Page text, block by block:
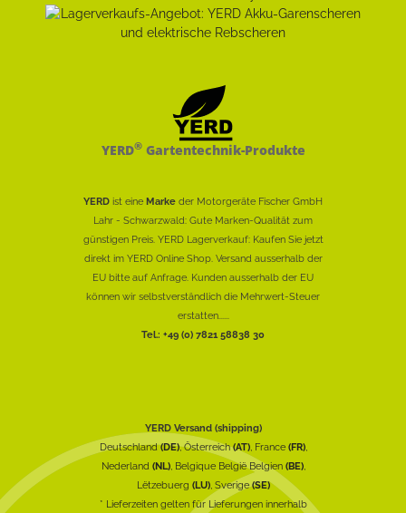
YERD®Gartentechnik-Produkte
YERD ist eine Marke der Motorgeräte Fischer GmbH
Lahr - Schwarzwald: Gute Marken-Qualität zum
günstigen Preis. YERD Lagerverkauf: Kaufen Sie jetzt
direkt im YERD Online Shop. Versand ausserhalb der
EU bitte auf Anfrage. Kunden ausserhalb der EU
können wir selbstverständlich die Mehrwert-Steuer
erstatten......
Tel.: +49 (0) 7821 58838 30
YERD Versand (shipping)
Deutschland(DE), Österreich(AT), France (FR),
Nederland (NL), Belgique België Belgien (BE),
Lëtzebuerg (LU), Sverige(SE)
* Lieferzeiten gelten für Lieferungen innerhalb